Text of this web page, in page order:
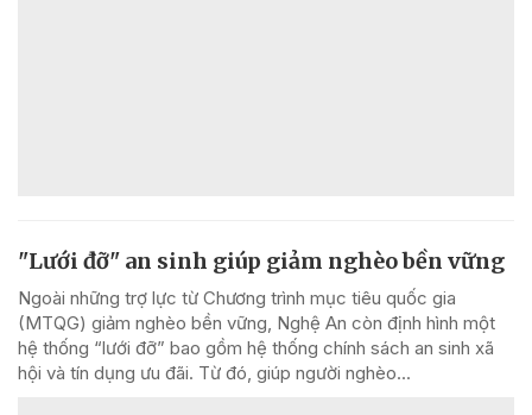
"Lưới đỡ" an sinh giúp giảm nghèo bền vững
Ngoài những trợ lực từ Chương trình mục tiêu quốc gia
(MTQG) giảm nghèo bền vững, Nghệ An còn định hình một
hệ thống “lưới đỡ” bao gồm hệ thống chính sách an sinh xã
hội và tín dụng ưu đãi. Từ đó, giúp người nghèo...